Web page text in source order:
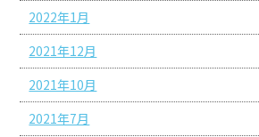
2022年1月
2021年12月
2021年10月
2021年7月